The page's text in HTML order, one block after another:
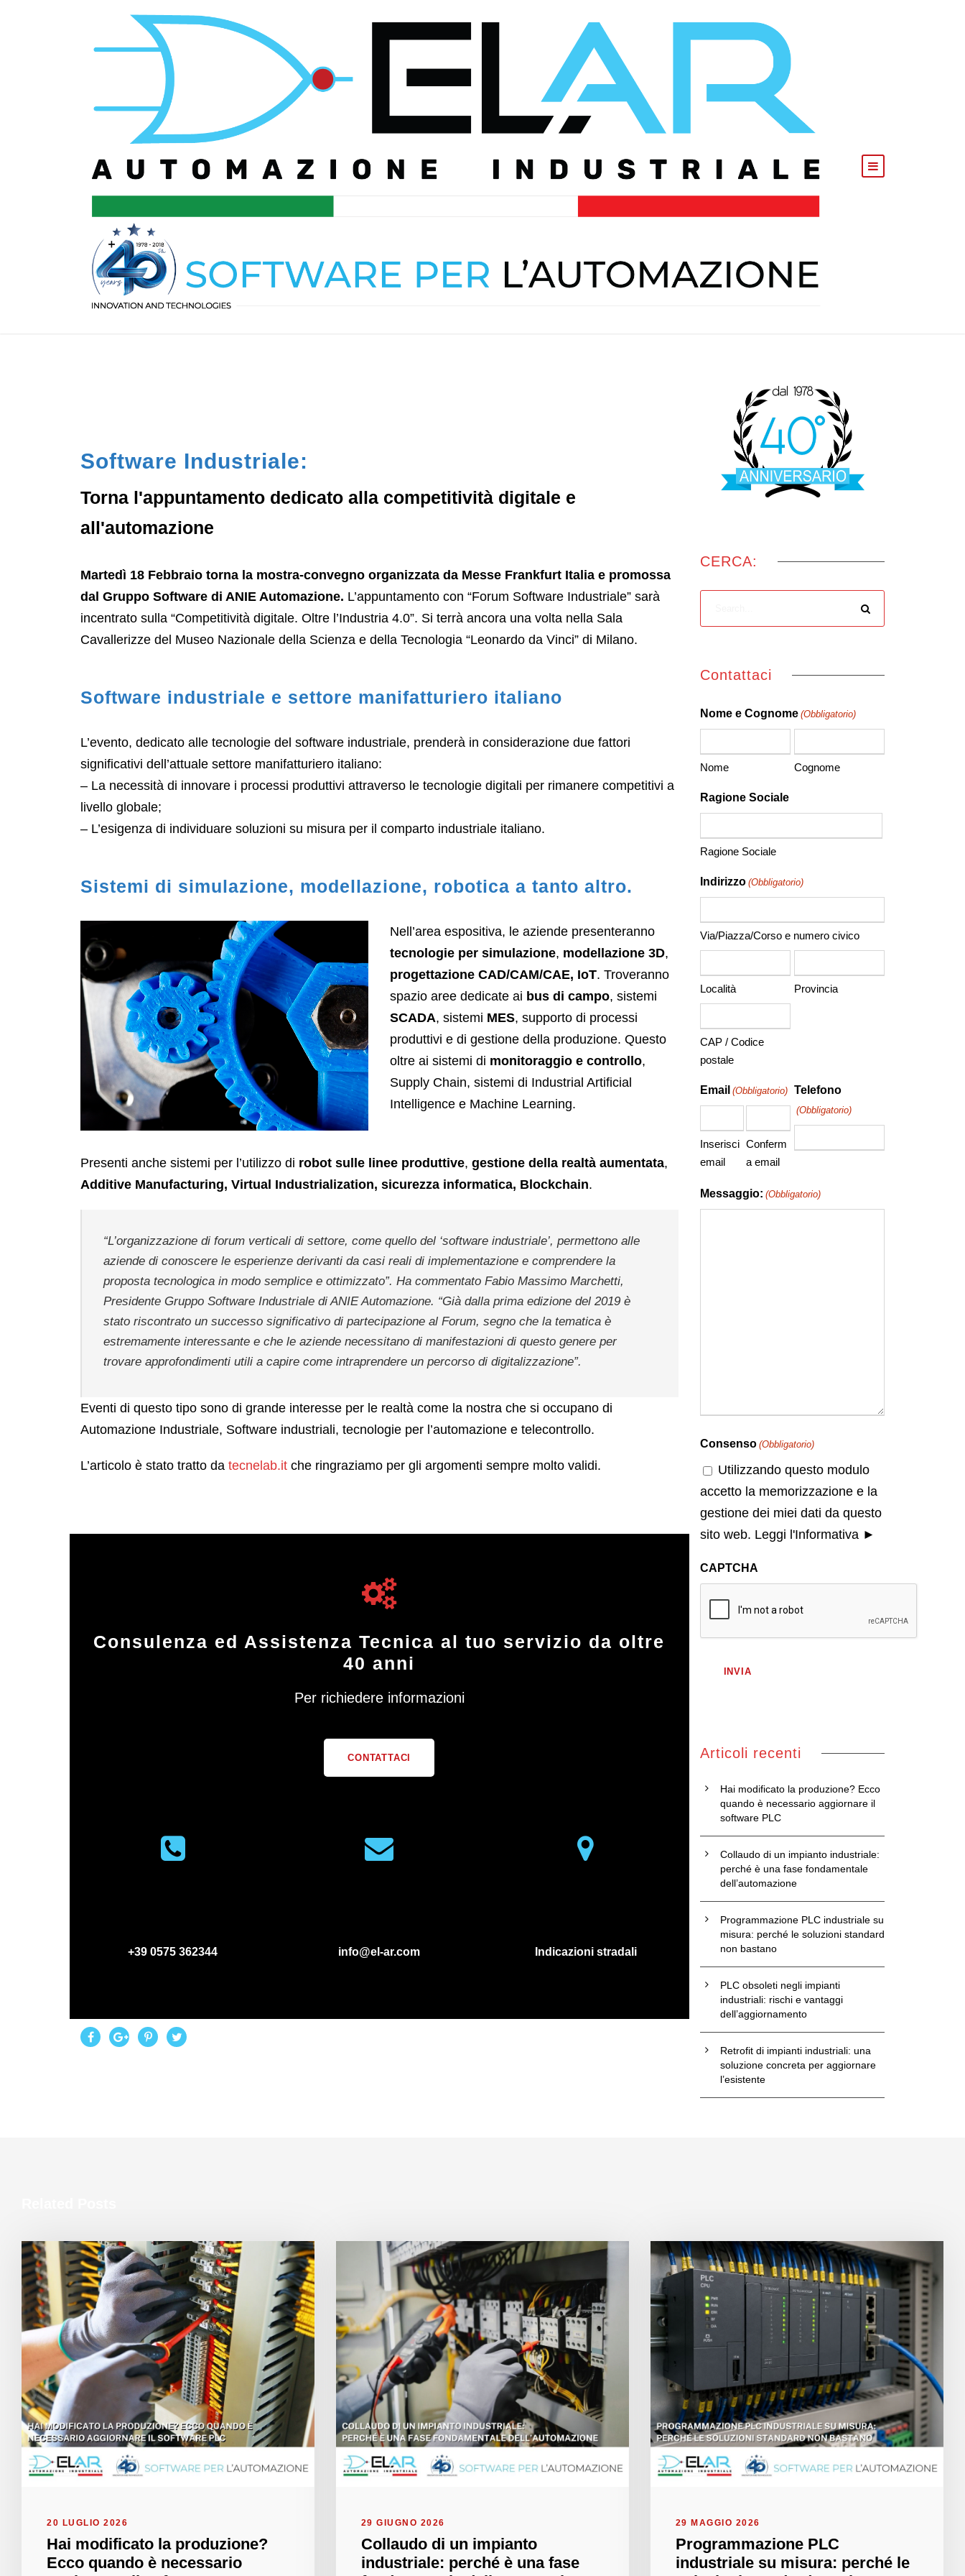
Software Industriale:
Torna l'appuntamento dedicato alla competitività digitale e
all'automazione
Martedì 18 Febbraio torna la mostra-convegno organizzata da Messe Frankfurt Italia e promossa
dal Gruppo Software di ANIE Automazione. L’appuntamento con “Forum Software Industriale” sarà
incentrato sulla “Competitività digitale. Oltre l’Industria 4.0”. Si terrà ancora una volta nella Sala
Cavallerizze del Museo Nazionale della Scienza e della Tecnologia “Leonardo da Vinci” di Milano.
Software industriale e settore manifatturiero italiano
L’evento, dedicato alle tecnologie del software industriale, prenderà in considerazione due fattori
significativi dell’attuale settore manifatturiero italiano:
– La necessità di innovare i processi produttivi attraverso le tecnologie digitali per rimanere competitivi a
livello globale;
– L’esigenza di individuare soluzioni su misura per il comparto industriale italiano.
Sistemi di simulazione, modellazione, robotica a tanto altro.
Nell’area espositiva, le aziende presenteranno
tecnologie per simulazione, modellazione 3D,
progettazione CAD/CAM/CAE, IoT. Troveranno
spazio aree dedicate ai bus di campo, sistemi
SCADA, sistemi MES, supporto di processi
produttivi e di gestione della produzione. Questo
oltre ai sistemi di monitoraggio e controllo,
Supply Chain, sistemi di Industrial Artificial
Intelligence e Machine Learning.
Presenti anche sistemi per l’utilizzo di robot sulle linee produttive, gestione della realtà aumentata,
Additive Manufacturing, Virtual Industrialization, sicurezza informatica, Blockchain.
“L’organizzazione di forum verticali di settore, come quello del ‘software industriale’, permettono alle
aziende di conoscere le esperienze derivanti da casi reali di implementazione e comprendere la
proposta tecnologica in modo semplice e ottimizzato”. Ha commentato Fabio Massimo Marchetti,
Presidente Gruppo Software Industriale di ANIE Automazione. “Già dalla prima edizione del 2019 è
stato riscontrato un successo significativo di partecipazione al Forum, segno che la tematica è
estremamente interessante e che le aziende necessitano di manifestazioni di questo genere per
trovare approfondimenti utili a capire come intraprendere un percorso di digitalizzazione”.
Eventi di questo tipo sono di grande interesse per le realtà come la nostra che si occupano di
Automazione Industriale, Software industriali, tecnologie per l’automazione e telecontrollo.
L’articolo è stato tratto da tecnelab.it che ringraziamo per gli argomenti sempre molto validi.
Consulenza ed Assistenza Tecnica al tuo servizio da oltre
40 anni
Per richiedere informazioni
CONTATTACI
+39 0575 362344 info@el-ar.com Indicazioni stradali
CERCA:
Contattaci
Nome e Cognome (Obbligatorio)
Nome Cognome
Ragione Sociale
Ragione Sociale
Indirizzo (Obbligatorio)
Via/Piazza/Corso e numero civico
Località Provincia
CAP / Codice
postale
Email (Obbligatorio)
Inserisci
email
Conferm
a email
Telefono
(Obbligatorio)
Messaggio: (Obbligatorio)
Consenso (Obbligatorio)
Utilizzando questo modulo
accetto la memorizzazione e la
gestione dei miei dati da questo
sito web. Leggi l'Informativa ►
CAPTCHA
Articoli recenti
Hai modificato la produzione? Ecco
quando è necessario aggiornare il
software PLC
Collaudo di un impianto industriale:
perché è una fase fondamentale
dell’automazione
Programmazione PLC industriale su
misura: perché le soluzioni standard
non bastano
PLC obsoleti negli impianti
industriali: rischi e vantaggi
dell’aggiornamento
Retrofit di impianti industriali: una
soluzione concreta per aggiornare
l’esistente
20 LUGLIO 2026
Hai modificato la produzione?
Ecco quando è necessario
29 GIUGNO 2026
Collaudo di un impianto
industriale: perché è una fase
29 MAGGIO 2026
Programmazione PLC
industriale su misura: perché le